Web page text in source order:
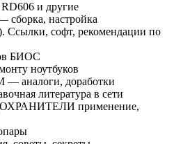
и другие
сборка, настройка
Ссылки, софт, рекомендации по
БИОС
ноутбуков
аналоги, доработки
литература в сети
применение,